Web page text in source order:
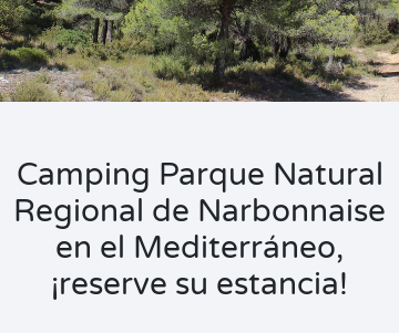
Camping Parque Natural
Regional de Narbonnaise
en el Mediterráneo,
¡reserve su estancia!